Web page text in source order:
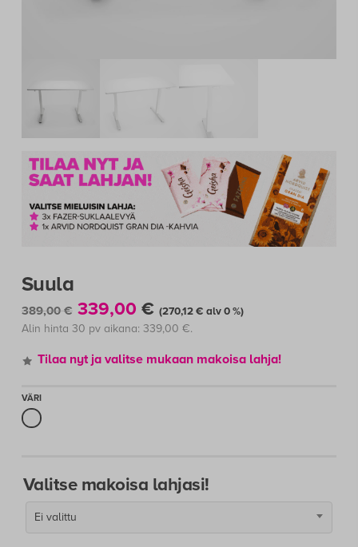
Suula
389,00€ Alkuperäinen
hinta
oli:
389,00 €.
339,00 €Nykyinen
hinta
on:
339,00 €.
(270,12€ alv 0 %)
Alin hinta 30 pv aikana: 339,00 €.
Tilaa nyt ja valitse mukaan makoisa lahja!
Valitse makoisa lahjasi!
Ei valittu